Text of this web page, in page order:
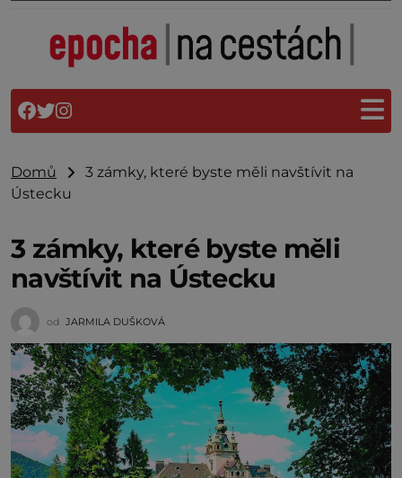
Domů
3 zámky, které byste měli navštívit na
Ústecku
3 zámky, které byste měli
navštívit na Ústecku
od JARMILA DUŠKOVÁ